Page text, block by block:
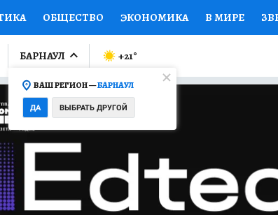
ОБЩЕСТВО ЭКОНОМИКА В МИРЕ
ПРОИСШЕСТВИЯ НАЦИОНАЛЬНЫЕ
ОТКРЫВАЕМ МИР Я ЗНАЮ СЕМЬЯ
ПРОМОКОДЫ СЕРИАЛЫ
КОЛЛЕКЦИИ КОНКУРСЫ
БАРНАУЛ
ВАШ РЕГИОН —БАРНАУЛ
ДА ВЫБРАТЬ ДРУГОЙ
+21°